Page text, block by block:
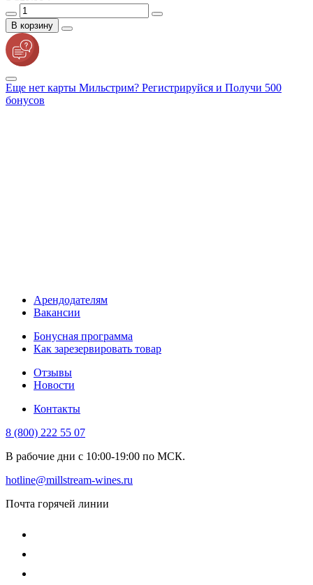
В корзину
Еще нет карты Мильстрим? Регистрируйся и Получи 500
бонусов
Арендодателям
Вакансии
Бонусная программа
Как зарезервировать товар
Отзывы
Новости
Контакты
8 (800) 222 55 07
В рабочие дни с 10:00-19:00 по МСК.
hotline@millstream-wines.ru
Почта горячей линии